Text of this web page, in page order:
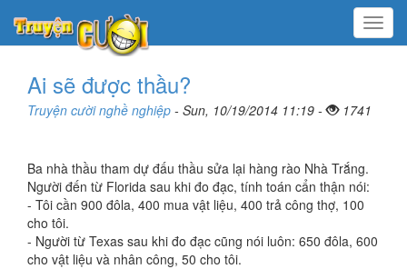
Menu
Ai sẽ được thầu?
Truyện cười nghề nghiệp - Sun, 10/19/2014 11:19 - 1741
Ba nhà thầu tham dự đấu thầu sửa lại hàng rào Nhà Trắng.
Người đến từ Florida sau khi đo đạc, tính toán cẩn thận nói:
- Tôi cần 900 đôla, 400 mua vật liệu, 400 trả công thợ, 100
cho tôi.
- Người từ Texas sau khi đo đạc cũng nói luôn: 650 đôla, 600
cho vật liệu và nhân công, 50 cho tôi.